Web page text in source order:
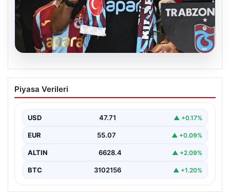
06.08.2026
İşte Muhammed Salah’ın ilk sözleri
Piyasa Verileri
USD 47.71 ▲ +0.17%
EUR 55.07 ▲ +0.09%
ALTIN 6628.4 ▲ +2.09%
BTC 3102156 ▲ +1.20%